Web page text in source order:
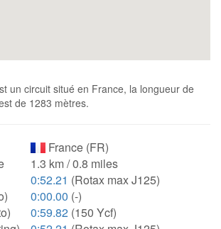
un circuit situé en France, la longueur de
de 1283 mètres.
France (FR)
1.3 km / 0.8 miles
0:52.21 (Rotax max J125)
0:00.00 (-)
0:59.82 (150 Ycf)